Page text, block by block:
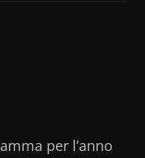
per l’anno